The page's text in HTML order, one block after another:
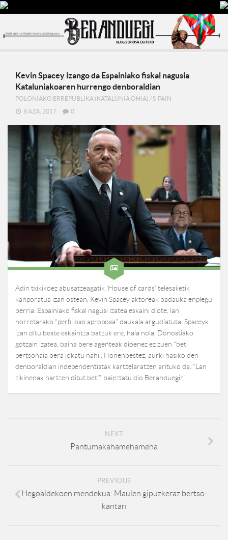
Kevin Spacey izango da Espainiako fiskal nagusia
Kataluniakoaren hurrengo denboraldian
POLONIAKO ERREPUBLIKA (KATALUNIA OHIA) /S-PAIN
8 AZA, 2017
0
Adin txikikoez abusatzeagatik ‘House of cards’ telesailetik
kanporatua izan ostean, Kevin Spacey aktoreak badauka enplegu
berria: Espainiako fiskal nagusi izatea eskaini diote, lan
horretarako “perfil oso aproposa” daukala argudiatuta. Spaceyk
izan ditu beste eskaintza batzuk ere, hala nola, Donostiako
gotzain izatea, baina bere agenteak dioenez ez zuen “beti
pertsonaia bera jokatu nahi”. Honenbestez, aurki hasiko den
denboraldian independentistak kartzelaratzen arituko da. “Lan
zikinenak hartzen ditut beti”, baieztatu dio Beranduegiri.
NEXT
Pantumakahamehameha
PREVIOUS
Hegoaldekoen mendekua: Maulen gipuzkeraz bertso-
kantari